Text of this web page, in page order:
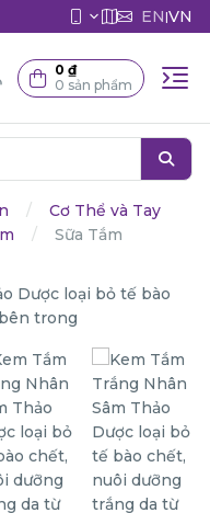
EN|VN
0 ₫
0 sản phẩm
Cơ Thể và Tay
Sữa Tắm